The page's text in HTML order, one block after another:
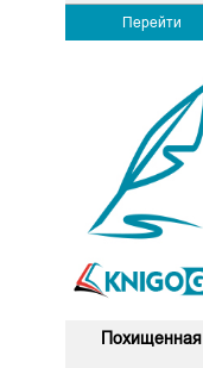
Перейти
Похищенная